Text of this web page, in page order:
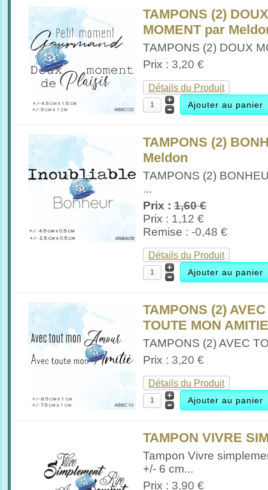
TAMPONS (2)
MOMENT par
TAMPONS (2) DOUX
Prix : 3,20 €
Détails du Produit
TAMPONS (2)
Meldon
TAMPONS (2)
...
Prix :1,60 €
Prix : 1,12 €
Remise :-0,48 €
Détails du Produit
TAMPONS (2)
TOUTE MON
TAMPONS (2) AVEC
Prix : 3,20 €
Détails du Produit
TAMPON VIVRE
Tampon Vivre
+/- 6 cm...
Prix : 3,90 €